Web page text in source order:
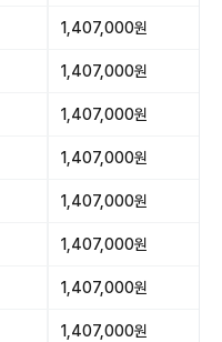
1,407,000원
1,407,000원
1,407,000원
1,407,000원
1,407,000원
1,407,000원
1,407,000원
1,407,000원